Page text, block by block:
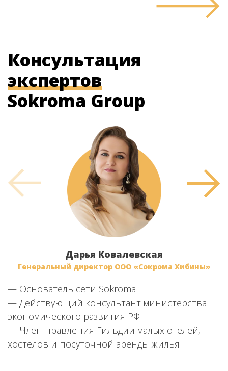
Консультация
экспертов
Sokroma Group
Дарья Ковалевская
Генеральный директор ООО «Сокрома Хибины»
— Основатель сети Sokroma
— Действующий консультант министерства
экономического развития РФ
— Член правления Гильдии малых отелей,
хостелов и посуточной аренды жилья